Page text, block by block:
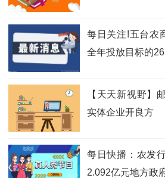
每日关注!五台农
全年投放目标的
【天天新视野】
实体企业开良方
每日快播：农发
2.092亿元地方政